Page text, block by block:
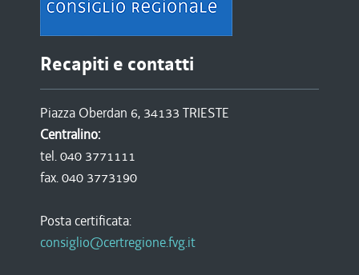
Recapiti e contatti
Piazza Oberdan 6, 34133 TRIESTE
Centralino:
tel. 040 3771111
fax. 040 3773190
Posta certificata:
consiglio@certregione.fvg.it